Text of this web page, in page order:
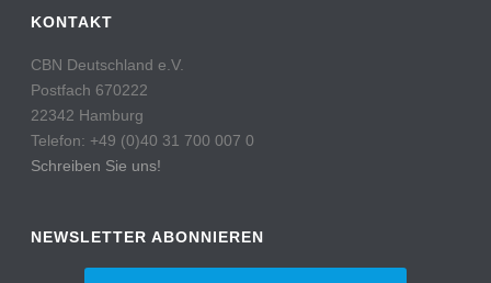
KONTAKT
CBN Deutschland e.V.
Postfach 670222
22342 Hamburg
Telefon: +49 (0)40 31 700 007 0
Schreiben Sie uns!
NEWSLETTER ABONNIEREN